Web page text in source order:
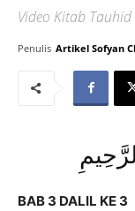
Video Kitab Tauhid
Penulis Artikel Sofyan
BAB 3 DALIL KE 3